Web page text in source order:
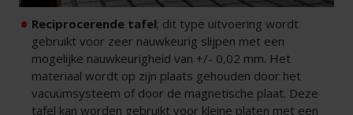
Reciprocerende tafel; dit type uitvoering wordt
gebruikt voor zeer nauwkeurig slijpen met een
mogelijke nauwkeurigheid van +/- 0,02 mm. Het
materiaal wordt op zijn plaats gehouden door het
vacuümsysteem of door de magnetische plaat. Deze
tafel kan worden gebruikt voor kleine platen met een